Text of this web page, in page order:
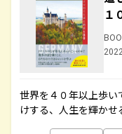
１
世界を４０年以上歩
けする、人生を輝か